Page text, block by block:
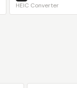
HEIC Converter